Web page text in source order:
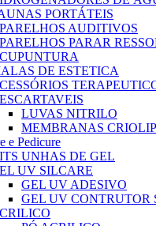
PORTÁTEIS
AUDITIVOS
PARAR
DE ESTETICA
LUVAS NITRILO
MEMBRANAS
e Pedicure
UNHAS DE GEL
UV SILCARE
GEL UV ADESIVO
GEL UV CONTRUTOR